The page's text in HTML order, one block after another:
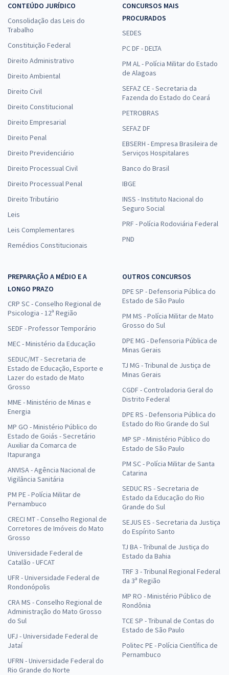
CONTEÚDO JURÍDICO
Consolidação das Leis do
Trabalho
Constituição Federal
Direito Administrativo
Direito Ambiental
Direito Civil
Direito Constitucional
Direito Empresarial
Direito Penal
Direito Previdenciário
Direito Processual Civil
Direito Processual Penal
Direito Tributário
Leis
Leis Complementares
Remédios Constitucionais
CONCURSOS MAIS
PROCURADOS
SEDES
PC DF - DELTA
PM AL - Polícia Militar do Estado
de Alagoas
SEFAZ CE - Secretaria da
Fazenda do Estado do Ceará
PETROBRAS
SEFAZ DF
EBSERH - Empresa Brasileira de
Serviços Hospitalares
Banco do Brasil
IBGE
INSS - Instituto Nacional do
Seguro Social
PRF - Polícia Rodoviária Federal
PND
PREPARAÇÃO A MÉDIO E A
LONGO PRAZO
CRP SC - Conselho Regional de
Psicologia - 12ª Região
SEDF - Professor Temporário
MEC - Ministério da Educação
SEDUC/MT - Secretaria de
Estado de Educação, Esporte e
Lazer do estado de Mato
Grosso
MME - Ministério de Minas e
Energia
MP GO - Ministério Público do
Estado de Goiás - Secretário
Auxiliar da Comarca de
Itapuranga
ANVISA - Agência Nacional de
Vigilância Sanitária
PM PE - Polícia Militar de
Pernambuco
CRECI MT - Conselho Regional de
Corretores de Imóveis do Mato
Grosso
Universidade Federal de
Catalão - UFCAT
UFR - Universidade Federal de
Rondonópolis
CRA MS - Conselho Regional de
Administração do Mato Grosso
do Sul
UFJ - Universidade Federal de
Jataí
UFRN - Universidade Federal do
Rio Grande do Norte
OUTROS CONCURSOS
DPE SP - Defensoria Pública do
Estado de São Paulo
PM MS - Polícia Militar de Mato
Grosso do Sul
DPE MG - Defensoria Pública de
Minas Gerais
TJ MG - Tribunal de Justiça de
Minas Gerais
CGDF - Controladoria Geral do
Distrito Federal
DPE RS - Defensoria Pública do
Estado do Rio Grande do Sul
MP SP - Ministério Público do
Estado de São Paulo
PM SC - Polícia Militar de Santa
Catarina
SEDUC RS - Secretaria de
Estado da Educação do Rio
Grande do Sul
SEJUS ES - Secretaria da Justiça
do Espírito Santo
TJ BA - Tribunal de Justiça do
Estado da Bahia
TRF 3 - Tribunal Regional Federal
da 3ª Região
MP RO - Ministério Público de
Rondônia
TCE SP - Tribunal de Contas do
Estado de São Paulo
Politec PE - Polícia Científica de
Pernambuco